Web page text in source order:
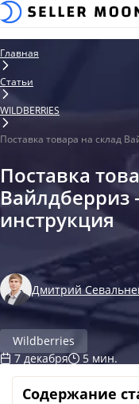
Главная
Статьи
WILDBERRIES
Поставка товара на склад
Поставка
инструкция
Дмитрий
Wildberries
7 декабря
5 мин.
Содержание